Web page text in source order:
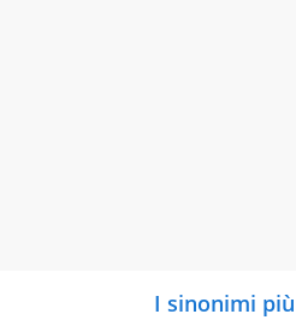
I sinonimi